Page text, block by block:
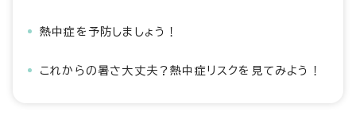
熱中症を予防しましょう！
これからの暑さ大丈夫？熱中症リスクを見てみよう！